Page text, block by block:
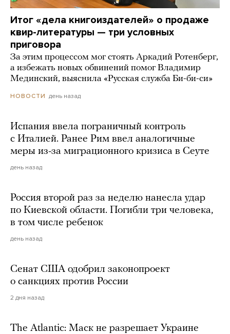
Итог «дела книгоиздателей» о продаже
квир-литературы — три условных
приговора
За этим процессом мог стоять Аркадий Ротенберг,
а избежать новых обвинений помог Владимир
Мединский, выяснила «Русская служба Би-би-си»
НОВОСТИ день назад
Испания ввела пограничный контроль
с Италией. Ранее Рим ввел аналогичные
меры из-за миграционного кризиса в Сеуте
день назад
Россия второй раз за неделю нанесла удар
по Киевской области. Погибли три человека,
в том числе ребенок
день назад
Сенат США одобрил законопроект
о санкциях против России
2 дня назад
The Atlantic: Маск не разрешает Украине